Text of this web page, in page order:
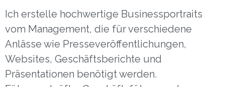
Ich erstelle hochwertige Businessportraits
vom Management, die für verschiedene
Anlässe wie Presseveröffentlichungen,
Websites, Geschäftsberichte und
Präsentationen benötigt werden.